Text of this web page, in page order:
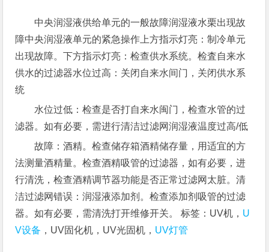
中央润湿液供给单元的一般故障润湿液水栗出现故
障中央润湿液单元的紧急操作上方指示灯亮：制冷单元
出现故障。下方指示灯亮：检查供水系统。检査自来水
供水的过滤器水位过高：关闭自来水间门，关闭供水系
统
水位过低：检查是否打自来水闽门，检查水管的过
滤器。如有必要，需进行清洁过滤网润湿液温度过高/低
故障：酒精。检查储存箱酒精储存量，用适宜的方
法测量酒精量。检查酒精吸管的过滤器，如有必要，进
行清洗，检查酒精调节器功能是否正常过滤网太脏。清
洁过滤网错误：润湿液添加剂。检查添加剂吸管的过滤
器。如有必要，需清洗打开维修开关。 标签：UV机， U
V设备 ，UV固化机，UV光固机， UV灯管